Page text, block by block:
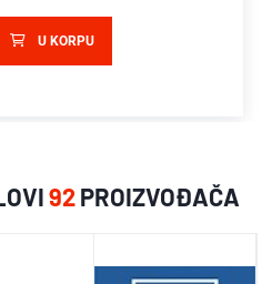
U KORPU
92PROIZVOĐAČA